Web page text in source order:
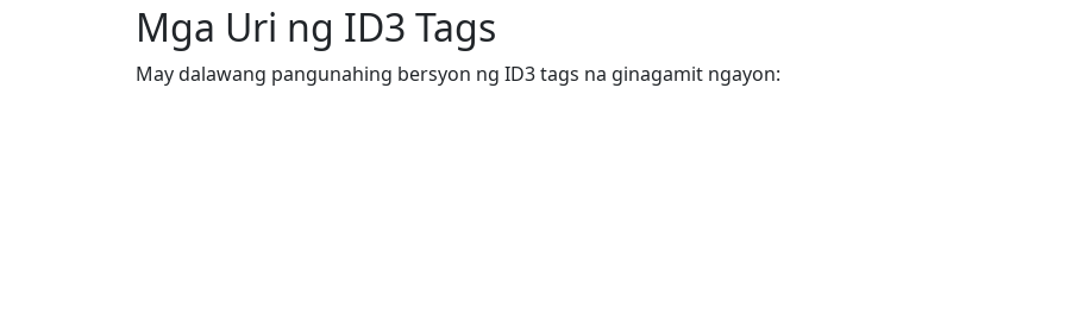
Mga Uri ng ID3 Tags
May dalawang pangunahing bersyon ng ID3 tags na ginagamit ngayon: